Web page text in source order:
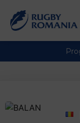
in
To